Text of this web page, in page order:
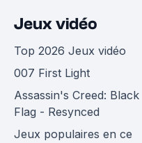
Jeux vidéo
Top 2026 Jeux vidéo
007 First Light
Assassin's Creed: Black
Flag - Resynced
Jeux populaires en ce